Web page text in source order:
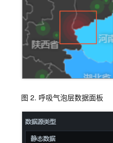
图 2. 呼吸气泡层数据面板